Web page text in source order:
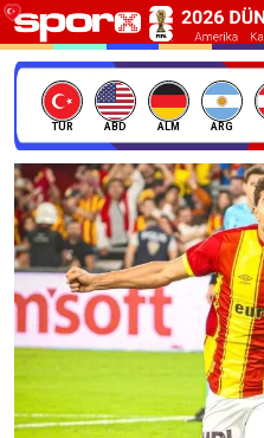
TÜR ABD ALM ARG